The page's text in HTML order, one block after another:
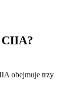
CIIA?
obejmuje trzy